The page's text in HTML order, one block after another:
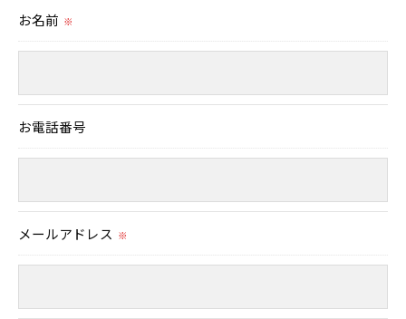
取得した個人情報を第三者に提供することはいたしませ
当社では、利用目的の達成に必要な範囲において、個人
情報を外部に委託する場合があります。
これらの委託先に対しては個人情報保護契約等の措置を
＜個人情報の安全管理＞
お名前 ※
お電話番号
メールアドレス ※